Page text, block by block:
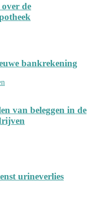
de
bankrekening
van beleggen in de
urineverlies